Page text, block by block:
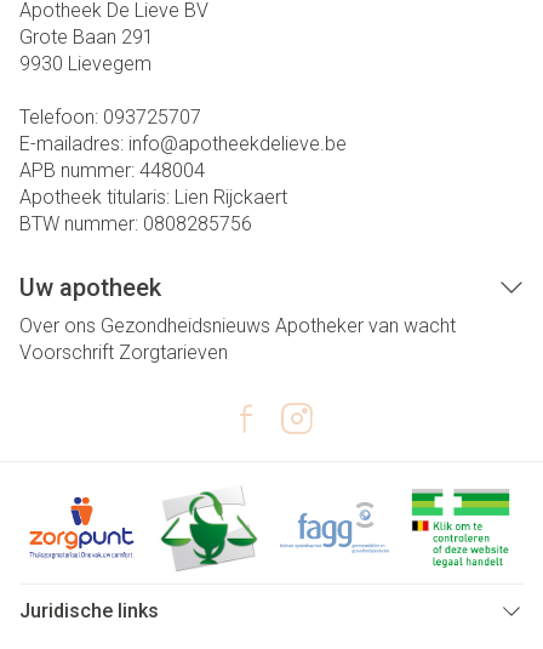
Apotheek De Lieve BV
Grote Baan 291
9930 Lievegem
Telefoon: 093725707
E-mailadres: info@apotheekdelieve.be
APB nummer: 448004
Apotheek titularis: Lien Rijckaert
BTW nummer: 0808285756
Uw apotheek
Over ons Gezondheidsnieuws Apotheker van wacht
Voorschrift Zorgtarieven
Juridische links